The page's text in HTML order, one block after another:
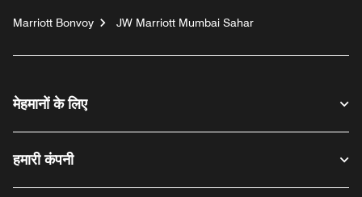
Marriott Bonvoy JW Marriott Mumbai Sahar
मेहमानों के लिए
हमारी कंपनी